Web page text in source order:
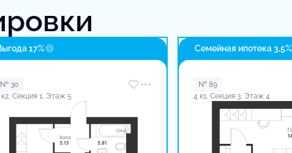
17%
№ 30
к2, Секция 1, Этаж 5
Семейная ипотека 3,5%
№ 89
4 к1, Секция 3, Этаж 4